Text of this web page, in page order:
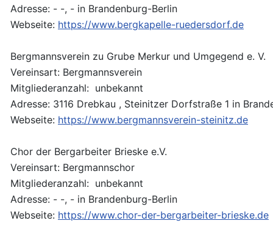
Adresse: - -, - in Brandenburg-Berlin
Webseite: https://www.bergkapelle-ruedersdorf.de
Bergmannsverein zu Grube Merkur und Umgegend e. V.
Vereinsart: Bergmannsverein
Mitgliederanzahl: unbekannt
Adresse: 3116 Drebkau , Steinitzer Dorfstraße 1 in
Webseite: https://www.bergmannsverein-steinitz.de
Chor der Bergarbeiter Brieske e.V.
Vereinsart: Bergmannschor
Mitgliederanzahl: unbekannt
Adresse: - -, - in Brandenburg-Berlin
Webseite: https://www.chor-der-bergarbeiter-brieske.de